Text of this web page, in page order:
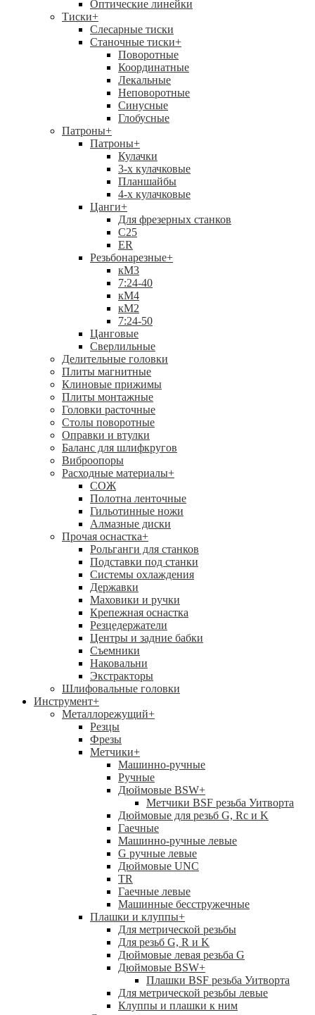
Оптические линейки
Тиски+
Слесарные тиски
Станочные тиски+
Поворотные
Координатные
Лекальные
Неповоротные
Синусные
Глобусные
Патроны+
Патроны+
Кулачки
3-х кулачковые
Планшайбы
4-х кулачковые
Цанги+
Для фрезерных станков
С25
ER
Резьбонарезные+
кМ3
7:24-40
кМ4
кМ2
7:24-50
Цанговые
Сверлильные
Делительные головки
Плиты магнитные
Клиновые прижимы
Плиты монтажные
Головки расточные
Столы поворотные
Оправки и втулки
Баланс для шлифкругов
Виброопоры
Расходные материалы+
СОЖ
Полотна ленточные
Гильотинные ножи
Алмазные диски
Прочая оснастка+
Рольганги для станков
Подставки под станки
Системы охлаждения
Державки
Маховики и ручки
Крепежная оснастка
Резцедержатели
Центры и задние бабки
Съемники
Наковальни
Экстракторы
Шлифовальные головки
Инструмент+
Металлорежущий+
Резцы
Фрезы
Метчики+
Машинно-ручные
Ручные
Дюймовые BSW+
Метчики BSF резьба Уитворта
Дюймовые для резьб G, Rc и K
Гаечные
Машинно-ручные левые
G ручные левые
Дюймовые UNC
TR
Гаечные левые
Машинные бесстружечные
Плашки и клуппы+
Для метрической резьбы
Для резьб G, R и K
Дюймовые левая резьба G
Дюймовые BSW+
Плашки BSF резьба Уитворта
Для метрической резьбы левые
Клуппы и плашки к ним